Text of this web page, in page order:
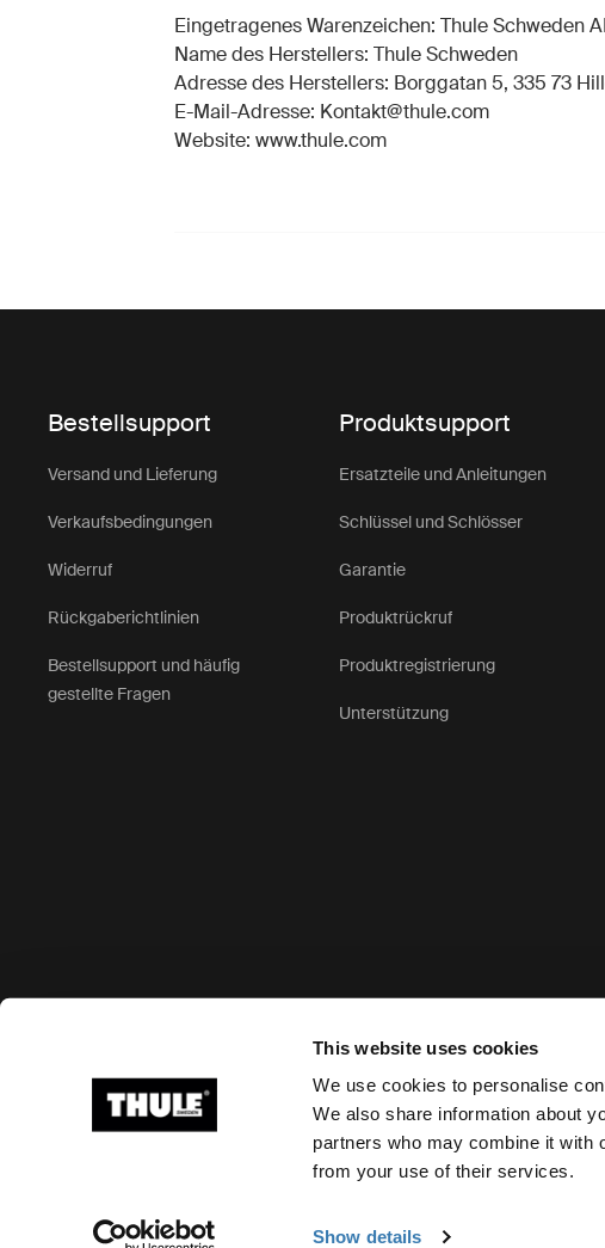
This website uses cookies
We use cookies to personalise
We also share information about
partners who may combine it with
from your use of their services.
Show details
Eingetragenes Warenzeichen: Thule Schweden
Name des Herstellers: Thule Schweden
Adresse des Herstellers: Borggatan 5, 335 73
E-Mail-Adresse: Kontakt@thule.com
Website: www.thule.com
Bestellsupport
Versand und Lieferung
Verkaufsbedingungen
Widerruf
Rückgaberichtlinien
Bestellsupport und häufig
gestellte Fragen
Produktsupport
Ersatzteile und Anleitungen
Schlüssel und Schlösser
Garantie
Produktrückruf
Produktregistrierung
Unterstützung
Ⓒ 2026 Thule Group Alle Rechte vorbehalten